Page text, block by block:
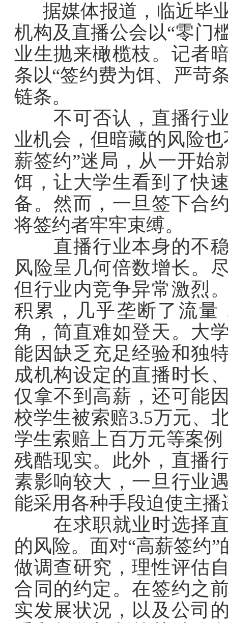
据媒体报道，临近毕
机构及直播公会以“零门
业生抛来橄榄枝。记者
条以“签约费为饵、严苛
链条。
不可否认，直播行业
业机会，但暗藏的风险
薪签约”迷局，从一开始
饵，让大学生看到了快
备。然而，一旦签下合
将签约者牢牢束缚。
直播行业本身的不稳
风险呈几何倍数增长。
但行业内竞争异常激烈
积累，几乎垄断了流量
角，简直难如登天。大
能因缺乏充足经验和独
成机构设定的直播时长
仅拿不到高薪，还可能
校学生被索赔3.5万元、
学生索赔上百万元等案
残酷现实。此外，直播
素影响较大，一旦行业
能采用各种手段迫使主
在求职就业时选择直
的风险。面对“高薪签约
做调查研究，理性评估
合同的约定。在签约之
实发展状况，以及公司